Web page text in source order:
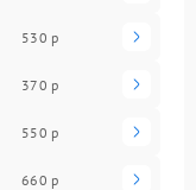
530 р
370 р
550 р
660 р